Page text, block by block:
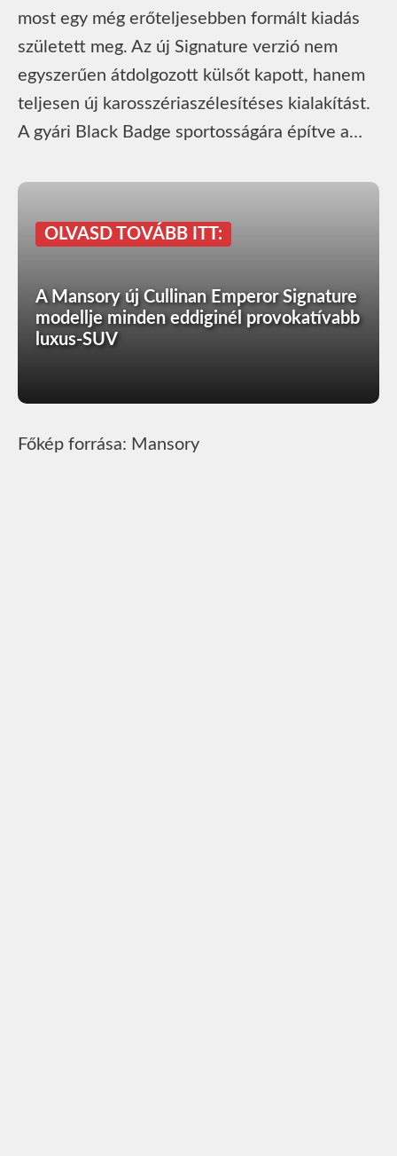
most egy még erőteljesebben formált kiadás
született meg. Az új Signature verzió nem
egyszerűen átdolgozott külsőt kapott, hanem
teljesen új karosszériaszélesítéses kialakítást.
A gyári Black Badge sportosságára építve a…
OLVASD TOVÁBB ITT:
A Mansory új Cullinan Emperor Signature
modellje minden eddiginél provokatívabb
luxus-SUV
Főkép forrása: Mansory